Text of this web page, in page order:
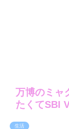
万博のミャ
たくてSBI
生活